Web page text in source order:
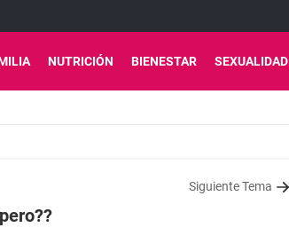
NUTRICIÓN BIENESTAR SEXUALIDAD
Siguiente Tema